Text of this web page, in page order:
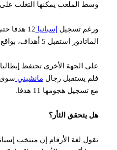
الملعب يمكنها التغلب على أي
تسجيلإسبانيا
استقبل 5 أهداف، بواقع هدف في كل لقاء.
الجهة الأخرى تحتفظ إيطاليا ببريقها
يستقبل رجالمانشيني
هجومها 11 هدفا.
الثأر؟
لغة الأرقام إن منتخب إسبانيا أقوى